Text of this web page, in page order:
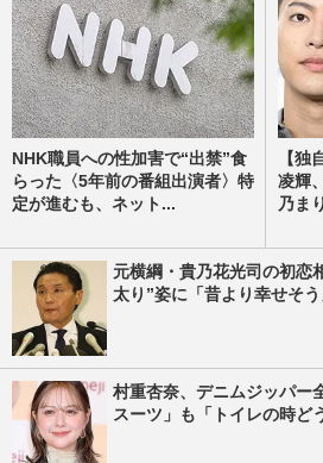
NHK職員への性加害で“出禁”食
らった〈5年前の番組出演者〉特
定が進むも、ネット...
【独
凌輝
乃ま
元横綱・貴乃花光司の初恋
太り”姿に「昔より幸せそ
村重杏奈、デニムジッパー
スーツ」も「トイレの時ど